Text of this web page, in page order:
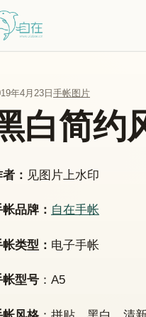
年4月23日 手帐图片
白简约
： 见图片上水印
品牌： 自在手帐
类型： 电子手帐
帐型号 ：A5